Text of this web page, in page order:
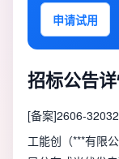
申请试用
招标公告
[备案]2606-
工能创（***有限